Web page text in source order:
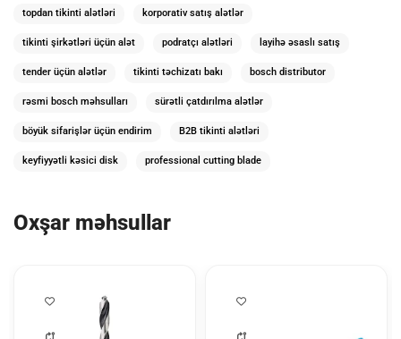
topdan tikinti alətləri korporativ satış alətlər
tikinti şirkətləri üçün alət podratçı alətləri layihə əsaslı satış
tender üçün alətlər tikinti təchizatı bakı bosch distributor
rəsmi bosch məhsulları sürətli çatdırılma alətlər
böyük sifarişlər üçün endirim B2B tikinti alətləri
keyfiyyətli kəsici disk professional cutting blade
Oxşar məhsullar